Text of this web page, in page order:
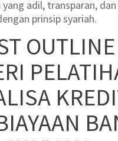
adil, transparan,
prinsip syariah.
OUTLINE